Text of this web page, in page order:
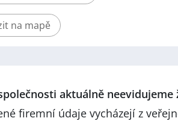
na mapě
aktuálně
firemní údaje vycházejí z